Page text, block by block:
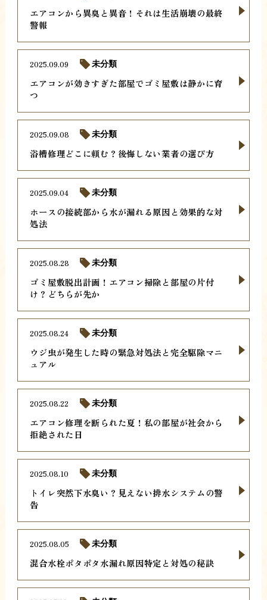
エアコンから異臭と異音！それは生活崩壊の最終
警報
エアコンが効きすぎた部屋でゴミ屋敷は静かに育
つ
2025.09.09 未分類
浴槽修理どこに頼む？後悔しない業者の選び方
2025.09.08 未分類
ホースの接続部から水が漏れる原因と効果的な対
処法
2025.09.04 未分類
ゴミ屋敷脱出計画！エアコン掃除と部屋の片付
け？どちらが先か
2025.08.28 未分類
ウジ虫が発生した時の緊急対処法と完全駆除マニ
ュアル
2025.08.24 未分類
エアコン修理を断られた夏！私の部屋が社会から
拒絶された日
2025.08.22 未分類
トイレ突然下水臭い？見えない排水システムの警
告
2025.08.10 未分類
混合水栓ポタポタ水漏れ原因特定と対処の秘訣
2025.08.05 未分類